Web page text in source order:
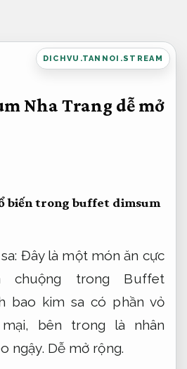
DICHVU.TANNOI.STREAM
Nha Trang dễ mở
biến trong buffet dimsum
Đây là một món ăn cực
chuộng trong Buffet
bao kim sa có phần vỏ
bên trong là nhân
ngậy. Dễ mở rộng.